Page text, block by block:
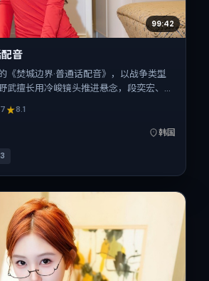
99:42
音
《焚城边界·普通话配音》，以战争类型
武擅长用冷峻镜头推进悬念，段奕宏、孔
片长132分钟；适合关注现实质感与类型
8.1
韩国
3